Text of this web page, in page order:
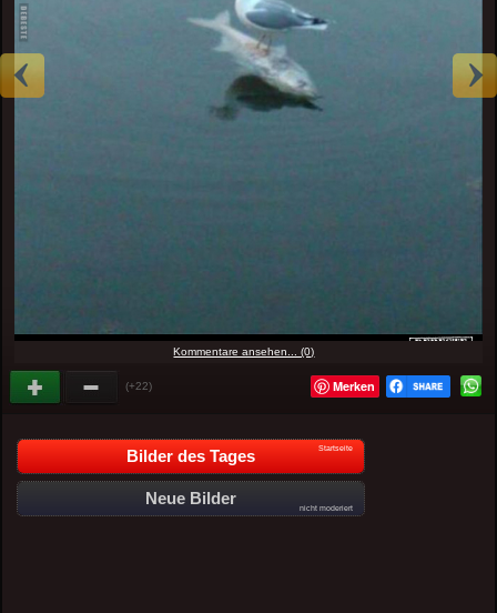
Kommentare ansehen... (0)
(+22) Merken
Bilder des Tages Startseite
Neue Bilder
nicht moderiert